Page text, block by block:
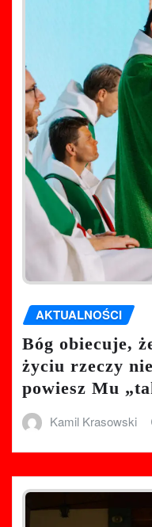
AKTUALNOŚCI
Bóg obiecuje,
życiu rzeczy
powiesz Mu
Kamil Krasowski